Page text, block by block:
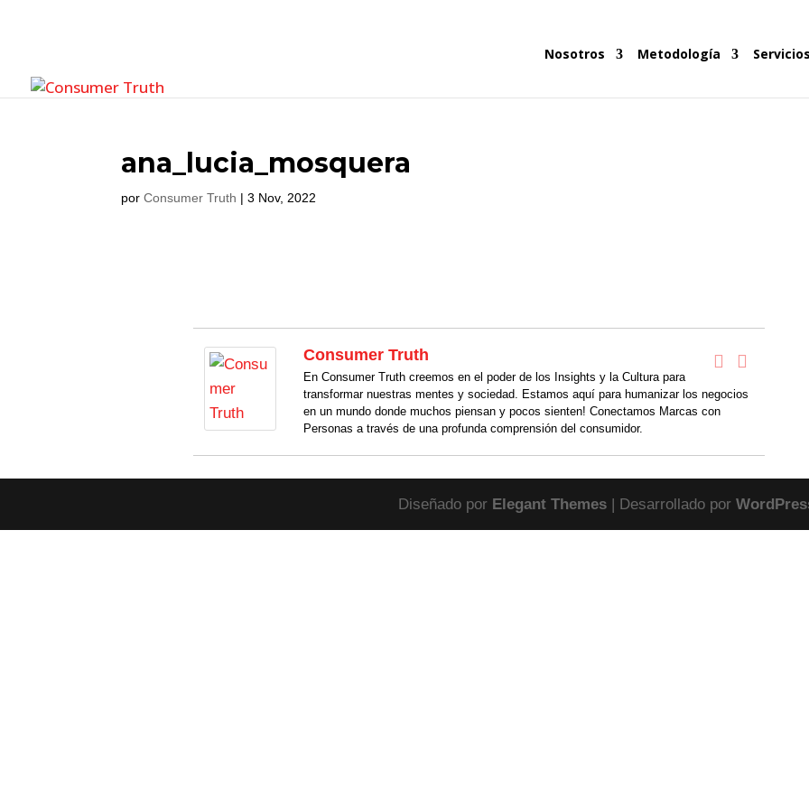
Nosotros Metodología
ana_lucia_mosquera
porConsumer Truth |3 Nov, 2022
Consumer Truth
En Consumer Truth creemos en el poder de los Insights y la Cultura para
transformar nuestras mentes y sociedad. Estamos aquí para humanizar los negocios
en un mundo donde muchos piensan y pocos sienten! Conectamos Marcas con
Personas a través de una profunda comprensión del consumidor.
Diseñado por Elegant Themes | Desarrollado por